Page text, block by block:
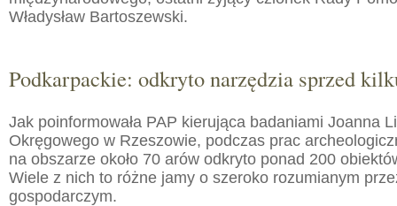
Władysław Bartoszewski.
Podkarpackie: odkryto narzędzia sprzed
Jak poinformowała PAP kierująca badaniami Joanna
Okręgowego w Rzeszowie, podczas prac
na obszarze około 70 arów odkryto ponad 200
Wiele z nich to różne jamy o szeroko rozumianym
gospodarczym.